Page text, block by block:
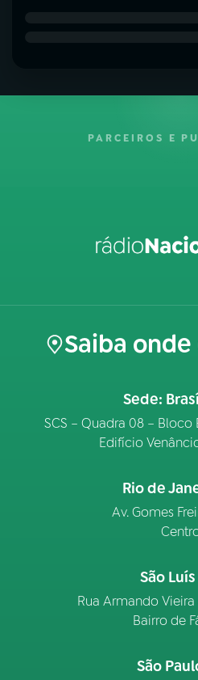
PARCEIROS E
Saiba onde
Sede:
SCS – Quadra 08 – Bloco
Edifício
Rio de
Av. Gomes
São
Rua Armando Vieira
Bairro de
São